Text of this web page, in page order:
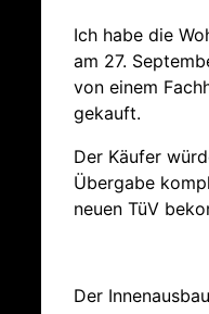
Ich habe die
am 27.
von einem
gekauft.
Der Käufer
Übergabe
neuen TüV
Der